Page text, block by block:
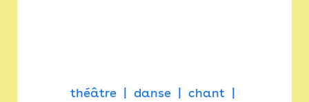
théâtre danse
chant